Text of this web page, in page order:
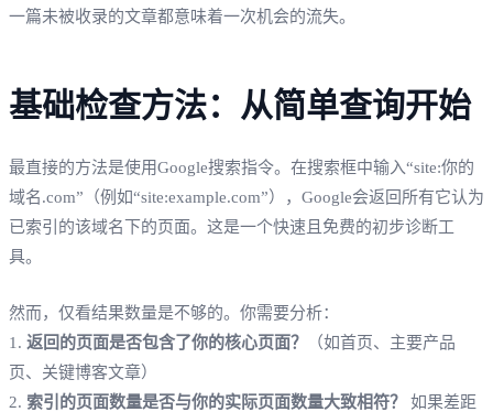
一篇未被收录的文章都意味着一次机会的流失。
基础检查方法：从简单查询开始
最直接的方法是使用Google搜索指令。在搜索框中输入“site:你的
域名.com”（例如“site:example.com”），Google会返回所有它认为
已索引的该域名下的页面。这是一个快速且免费的初步诊断工
具。
然而，仅看结果数量是不够的。你需要分析：
1. 返回的页面是否包含了你的核心页面？
（如首页、主要产品
页、关键博客文章）
2. 索引的页面数量是否与你的实际页面数量大致相符？
如果差距